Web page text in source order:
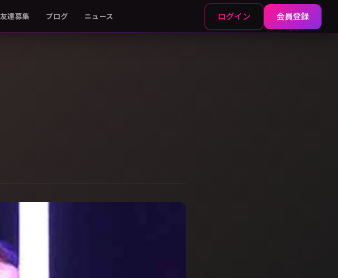
友達募集 ブログ ニュース ログイン 会員登録